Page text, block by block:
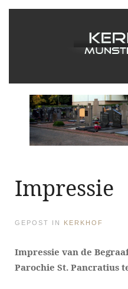
Impressie
GEPOST IN KERKHOF
Impressie van de
Parochie St. Pancratius